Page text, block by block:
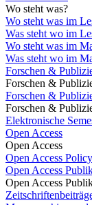
Wo steht was?
Wo steht was im
Was steht wo im
Wo steht was im
Was steht wo im
Forschen &
Forschen &
Forschen &
Forschen &
Elektronische
Open Access
Open Access
Open Access Policy
Open Access
Open Access